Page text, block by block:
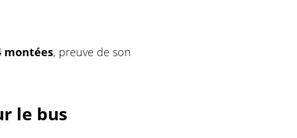
montées, preuve de son
le bus